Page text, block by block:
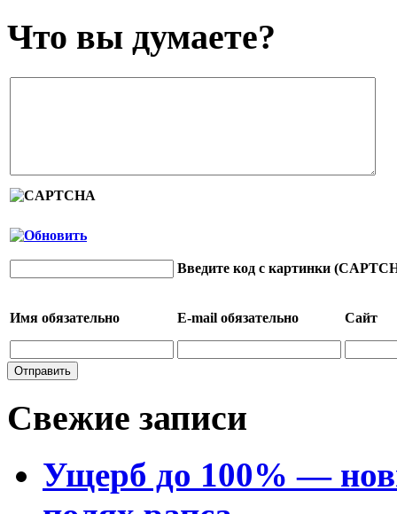
Что вы думаете?
Введите код с картинки
Имя обязательно E-mail обязательно Сайт
Свежие записи
Ущерб до 100% —